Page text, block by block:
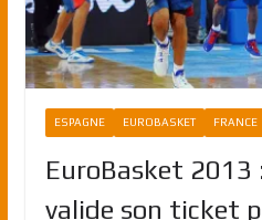
ESPAGNE EUROBASKET FRANCE
EuroBasket 2013
valide son ticket